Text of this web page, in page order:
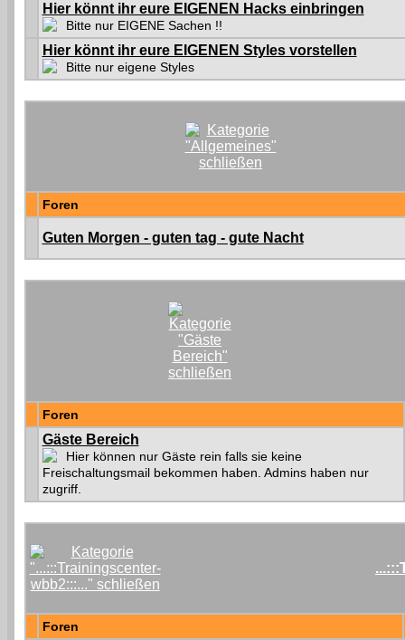
Hier könnt ihr eure EIGENEN Hacks einbringen
Bitte nur EIGENE Sachen !!
Hier könnt ihr eure EIGENEN Styles vorstellen
Bitte nur eigene Styles
Foren
Guten Morgen - guten tag - gute Nacht
Foren
Gäste Bereich
Hier können nur Gäste rein falls sie keine
Freischaltungsmail bekommen haben. Admins haben nur
zugriff.
Foren